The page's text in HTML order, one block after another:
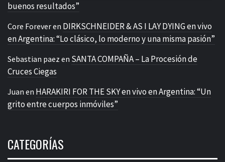
buenos resultados”
Core Foreveren DIRKSCHNEIDER & AS I LAY DYING en vivo
en Argentina: “Lo clásico, lo moderno y una misma pasión”
Sebastian paez en SANTA COMPAÑA – La Procesión de
Cruces Ciegas
Juan en HARAKIRI FOR THE SKY en vivo en Argentina: “Un
grito entre cuerpos inmóviles”
CATEGORÍAS